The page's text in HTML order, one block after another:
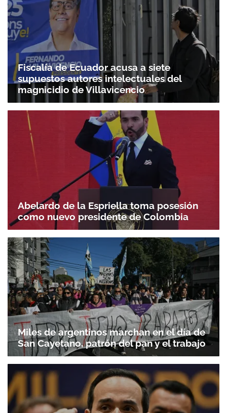
Fiscalía de Ecuador acusa a siete
supuestos autores intelectuales del
magnicidio de Villavicencio
Abelardo de la Espriella toma posesión
como nuevo presidente de Colombia
Miles de argentinos marchan en el día de
San Cayetano, patrón del pan y el trabajo